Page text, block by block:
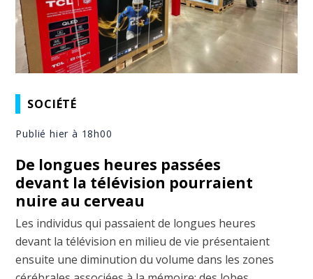
SOCIÉTÉ
Publié hier à 18h00
De longues heures passées
devant la télévision pourraient
nuire au cerveau
Les individus qui passaient de longues heures
devant la télévision en milieu de vie présentaient
ensuite une diminution du volume dans les zones